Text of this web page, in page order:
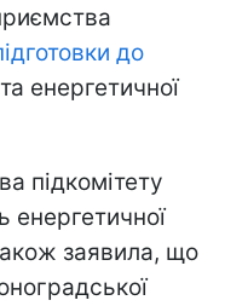
до
та енергетичної
підкомітету
енергетичної
заявила, що